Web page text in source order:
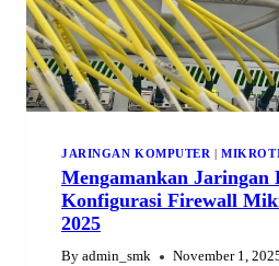
JARINGAN KOMPUTER |
Mengamankan Jaringan
Konfigurasi Firewall
2025
By admin_smk November 1,